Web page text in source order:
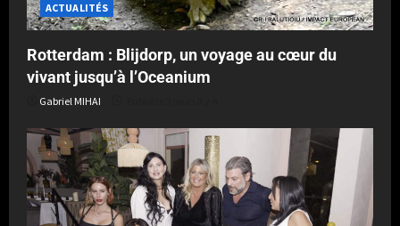
ACTUALITÉS
Rotterdam : Blijdorp, un voyage au cœur du
vivant jusqu’à l’Oceanium
Gabriel MIHAI